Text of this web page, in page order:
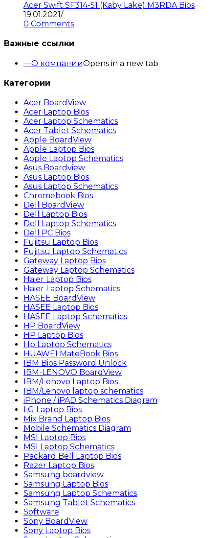
Acer Swift SF314-51 (Kaby Lake) M3RDA Bios
19.01.2021/
0 Comments
Важные ссылки
О компанииOpens in a new tab
Категории
Acer BoardView
Acer Laptop Bios
Acer Laptop Schematics
Acer Tablet Schematics
Apple BoardView
Apple Laptop Bios
Apple Laptop Schematics
Asus Boardview
Asus Laptop Bios
Asus Laptop Schematics
Chromebook Bios
Dell BoardView
Dell Laptop Bios
Dell Laptop Schematics
Dell PC Bios
Fujitsu Laptop Bios
Fujitsu Laptop Schematics
Gateway Laptop Bios
Gateway Laptop Schematics
Haier Laptop Bios
Haier Laptop Schematics
HASEE BoardView
HASEE Laptop Bios
HASEE Laptop Schematics
HP BoardView
HP Laptop Bios
Hp Laptop Schematics
HUAWEI MateBook Bios
IBM Bios Password Unlock
IBM-LENOVO BoardView
IBM/Lenovo Laptop Bios
IBM/Lenovo laptop schematics
iPhone / iPAD Schematics Diagram
LG Laptop Bios
Mix Brand Laptop Bios
Mobile Schematics Diagram
MSI Laptop Bios
MSI Laptop Schematics
Packard Bell Laptop Bios
Razer Laptop Bios
Samsung boardview
Samsung Laptop Bios
Samsung Laptop Schematics
Samsung Tablet Schematics
Software
Sony BoardView
Sony Laptop Bios